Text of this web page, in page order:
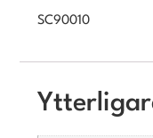
SC90010